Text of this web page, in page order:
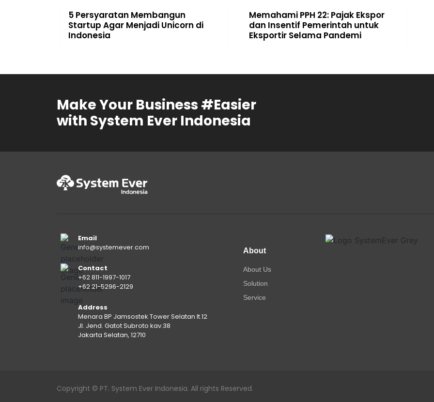
5 Persyaratan Membangun
Startup Agar Menjadi Unicorn di
Indonesia
Memahami PPH 22: Pajak Ekspor
dan Insentif Pemerintah untuk
Eksportir Selama Pandemi
Make Your Business #Easier
with System Ever Indonesia
Email
info@systemever.com
Contact
+62 811-1997-1017
+62 21-5296-2129
Address
Menara BP Jamsostek Tower Selatan lt.12
Jl. Jend. Gatot Subroto kav.38
Jakarta Selatan, 12710
About
About Us
Solution
Service
Copyright © PT. System Ever Indonesia. All rights Reserved.